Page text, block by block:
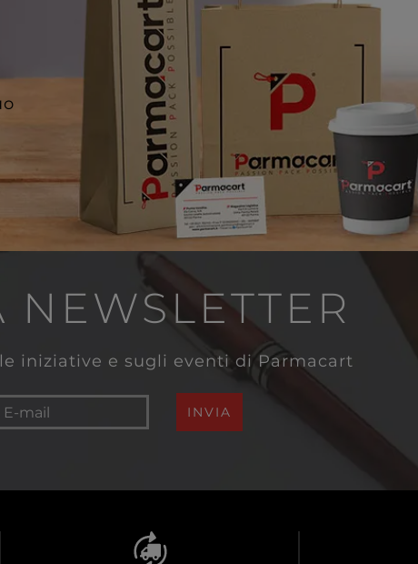
iniziative e sugli eventi di Parmacart
INVIA